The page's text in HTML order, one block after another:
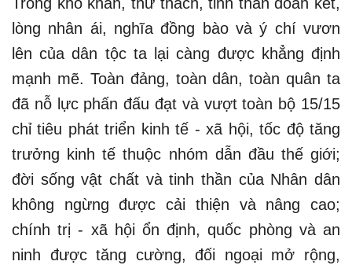
lòng nhân ái, nghĩa đồng bào và ý chí vươn
lên của dân tộc ta lại càng được khẳng định
mạnh mẽ. Toàn đảng, toàn dân, toàn quân ta
đã nỗ lực phấn đấu đạt và vượt toàn bộ 15/15
chỉ tiêu phát triển kinh tế - xã hội, tốc độ tăng
trưởng kinh tế thuộc nhóm dẫn đầu thế giới;
đời sống vật chất và tinh thần của Nhân dân
không ngừng được cải thiện và nâng cao;
chính trị - xã hội ổn định, quốc phòng và an
ninh được tăng cường, đối ngoại mở rộng,